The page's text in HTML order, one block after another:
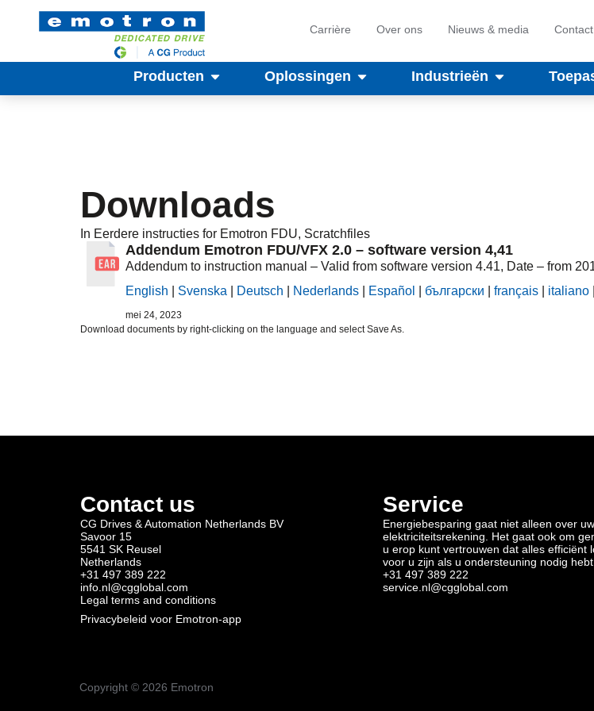
Carrière Over ons Nieuws & media Contact
Producten Oplossingen Industrieën
Downloads
In Eerdere instructies for Emotron FDU, Scratchfiles
Addendum Emotron FDU/VFX 2.0 – software version 4,41
Addendum to instruction manual – Valid from software version 4.41, Date – from
English
Svenska Deutsch Nederlands| Español български français| italiano|
mei 24, 2023
Download documents by right-clicking on the language and select Save As.
Contact us
CG Drives & Automation Netherlands BV
Savoor 15
5541 SK Reusel
Netherlands
+31 497 389 222
info.nl@cgglobal.com
Legal terms and conditions
Privacybeleid voor Emotron-app
Service
Energiebesparing gaat niet alleen over uw
elektriciteitsrekening. Het gaat ook om
u erop kunt vertrouwen dat alles efficiënt
voor u zijn als u ondersteuning nodig hebt.
+31 497 389 222
service.nl@cgglobal.com
Copyright © 2026 Emotron